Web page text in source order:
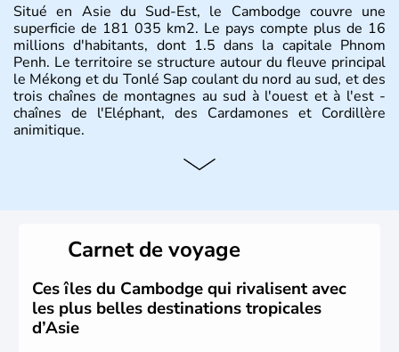
Situé en Asie du Sud-Est, le Cambodge couvre une
superficie de 181 035 km2. Le pays compte plus de 16
millions d'habitants, dont 1.5 dans la capitale Phnom
Penh. Le territoire se structure autour du fleuve principal
le Mékong et du Tonlé Sap coulant du nord au sud, et des
trois chaînes de montagnes au sud à l'ouest et à l'est -
chaînes de l'Eléphant, des Cardamones et Cordillère
animitique.
Carnet de voyage
Ces îles du Cambodge qui rivalisent avec
les plus belles destinations tropicales
d’Asie